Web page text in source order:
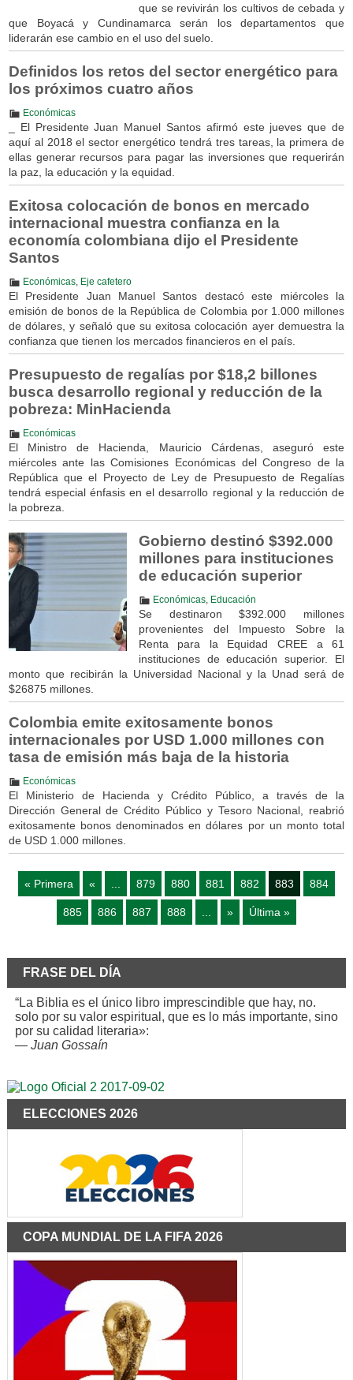
que se revivirán los cultivos de cebada y
que Boyacá y Cundinamarca serán los departamentos que
liderarán ese cambio en el uso del suelo.
Definidos los retos del sector energético para
los próximos cuatro años
Económicas
_ El Presidente Juan Manuel Santos afirmó este jueves que de
aquí al 2018 el sector energético tendrá tres tareas, la primera de
ellas generar recursos para pagar las inversiones que requerirán
la paz, la educación y la equidad.
Exitosa colocación de bonos en mercado
internacional muestra confianza en la
economía colombiana dijo el Presidente
Santos
Económicas, Eje cafetero
El Presidente Juan Manuel Santos destacó este miércoles la
emisión de bonos de la República de Colombia por 1.000 millones
de dólares, y señaló que su exitosa colocación ayer demuestra la
confianza que tienen los mercados financieros en el país.
Presupuesto de regalías por $18,2 billones
busca desarrollo regional y reducción de la
pobreza: MinHacienda
Económicas
El Ministro de Hacienda, Mauricio Cárdenas, aseguró este
miércoles ante las Comisiones Económicas del Congreso de la
República que el Proyecto de Ley de Presupuesto de Regalías
tendrá especial énfasis en el desarrollo regional y la reducción de
la pobreza.
Gobierno destinó $392.000
millones para instituciones
de educación superior
Económicas, Educación
Se destinaron $392.000 millones
provenientes del Impuesto Sobre la
Renta para la Equidad CREE a 61
instituciones de educación superior. El
monto que recibirán la Universidad Nacional y la Unad será de
$26875 millones.
Colombia emite exitosamente bonos
internacionales por USD 1.000 millones con
tasa de emisión más baja de la historia
Económicas
El Ministerio de Hacienda y Crédito Público, a través de la
Dirección General de Crédito Público y Tesoro Nacional, reabrió
exitosamente bonos denominados en dólares por un monto total
de USD 1.000 millones.
« Primera « 879 880 881 882 883 884
885 886 887 888 » Última »
FRASE DEL DÍA
“La Biblia es el único libro imprescindible que hay, no.
solo por su valor espiritual, que es lo más importante, sino
por su calidad literaria»:
— Juan Gossaín
ELECCIONES 2026
COPA MUNDIAL DE LA FIFA 2026